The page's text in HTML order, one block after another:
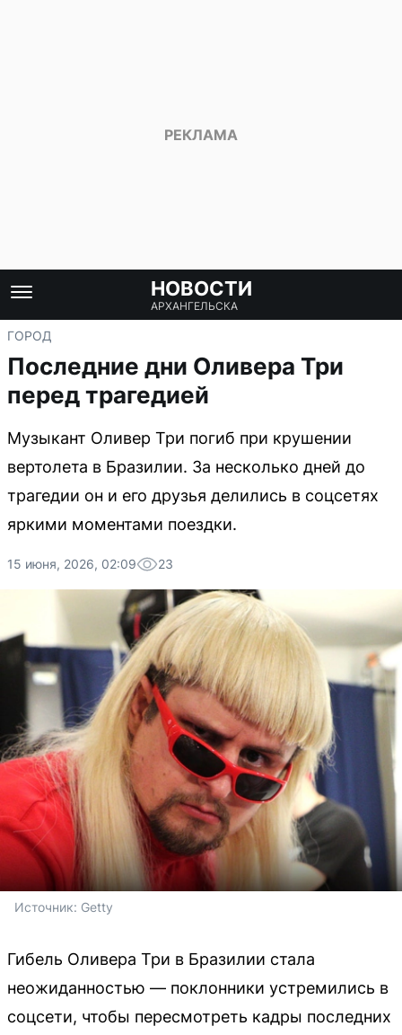
НОВОСТИ
АРХАНГЕЛЬСКА
ГОРОД
Последние дни Оливера Три
перед трагедией
Музыкант Оливер Три погиб при крушении
вертолета в Бразилии. За несколько дней до
трагедии он и его друзья делились в соцсетях
яркими моментами поездки.
15 июня, 2026, 02:09 23
Источник: Getty
Гибель Оливера Три в Бразилии стала
неожиданностью — поклонники устремились в
соцсети, чтобы пересмотреть кадры последних